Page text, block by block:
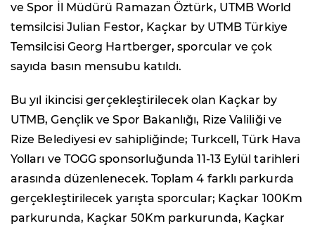
ve Spor İl Müdürü Ramazan Öztürk, UTMB World
temsilcisi Julian Festor, Kaçkar by UTMB Türkiye
Temsilcisi Georg Hartberger, sporcular ve çok
sayıda basın mensubu katıldı.
Bu yıl ikincisi gerçekleştirilecek olan Kaçkar by
UTMB, Gençlik ve Spor Bakanlığı, Rize Valiliği ve
Rize Belediyesi ev sahipliğinde; Turkcell, Türk Hava
Yolları ve TOGG sponsorluğunda 11-13 Eylül tarihleri
arasında düzenlenecek. Toplam 4 farklı parkurda
gerçekleştirilecek yarışta sporcular; Kaçkar 100Km
parkurunda, Kaçkar 50Km parkurunda, Kaçkar